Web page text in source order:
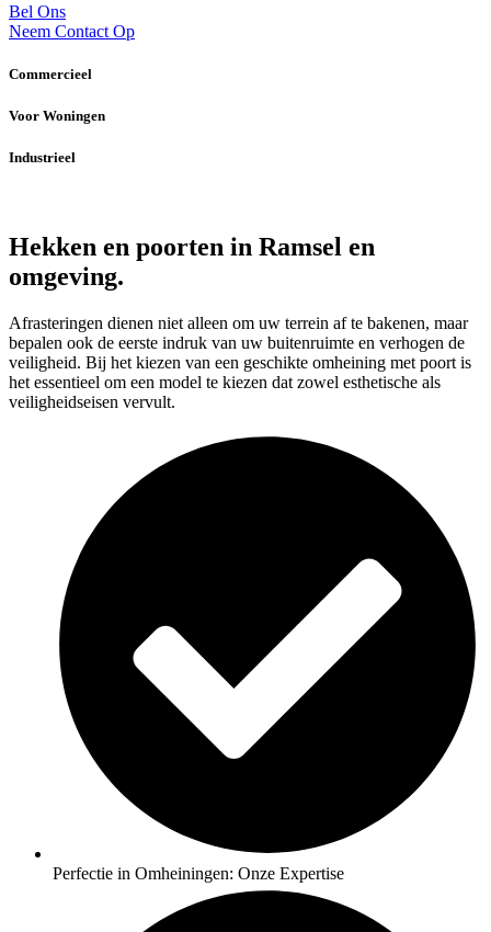
Bel Ons
Neem Contact Op
Commercieel
Voor Woningen
Industrieel
Hekken en poorten in Ramsel en
omgeving.
Afrasteringen dienen niet alleen om uw terrein af te bakenen, maar
bepalen ook de eerste indruk van uw buitenruimte en verhogen de
veiligheid. Bij het kiezen van een geschikte omheining met poort is
het essentieel om een model te kiezen dat zowel esthetische als
veiligheidseisen vervult.
Perfectie in Omheiningen: Onze Expertise